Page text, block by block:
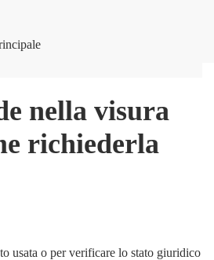
nella visura
richiederla
usata o per verificare lo stato giuridico